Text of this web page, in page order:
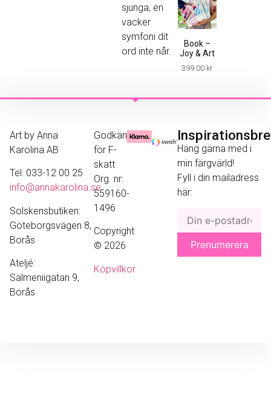
sjunga, en
vacker
symfoni dit
ord inte når.
Book –
Joy & Art
399.00 kr
Art by Anna
Karolina AB
Tel: 033-12 00 25
info@annakarolina.se
Solskensbutiken:
Göteborgsvägen 8,
Borås
Ateljé:
Salmeniigatan 9,
Borås
Godkänd
för F-
skatt
Org. nr:
559160-
1496
Copyright
© 2026
Köpvillkor
Häng gärna med i
min färgvärld!
Fyll i din mailadress
här: